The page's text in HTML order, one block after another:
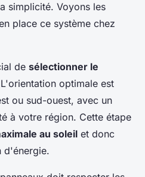
simplicité. Voyons les
place ce système chez
de sélectionner le
optimale est
ou sud-ouest, avec un
à votre région. Cette étape
au soleil et donc
d'énergie.